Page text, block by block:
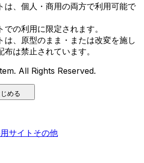
は、個人・商用の両方で利用可能で
の利用に限定されます。
は、原型のまま・または改変を施し
は禁止されています。
All Rights Reserved.
める
サイト その他